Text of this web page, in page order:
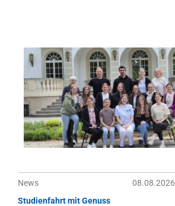
News
08.08.2026
Studienfahrt mit Genuss